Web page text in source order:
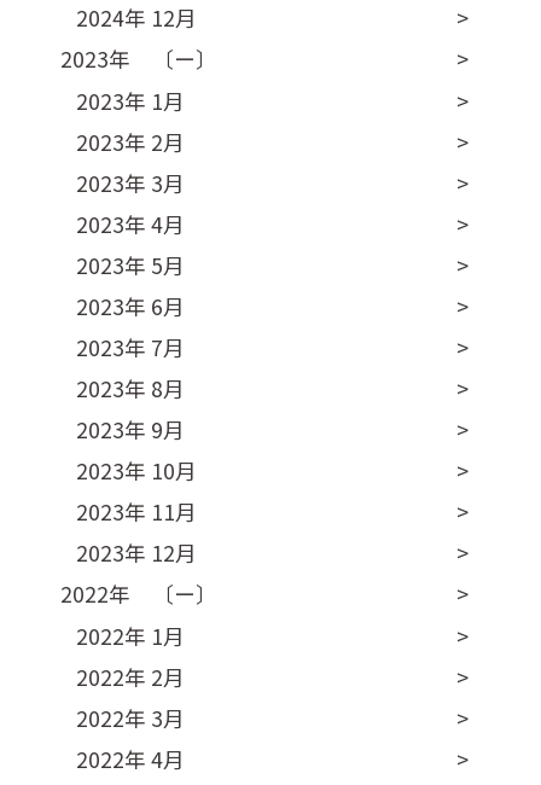
2024年 12月
2023年 〔ー〕
2023年 1月
2023年 2月
2023年 3月
2023年 4月
2023年 5月
2023年 6月
2023年 7月
2023年 8月
2023年 9月
2023年 10月
2023年 11月
2023年 12月
2022年 〔ー〕
2022年 1月
2022年 2月
2022年 3月
2022年 4月